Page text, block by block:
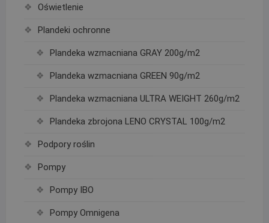
Oświetlenie
Plandeki ochronne
Plandeka wzmacniana GRAY 200g/m2
Plandeka wzmacniana GREEN 90g/m2
Plandeka wzmacniana ULTRA WEIGHT 260g/m2
Plandeka zbrojona LENO CRYSTAL 100g/m2
Podpory roślin
Pompy
Pompy IBO
Pompy Omnigena